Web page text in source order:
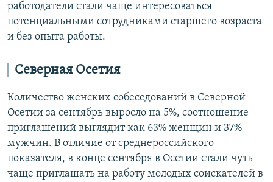
работодатели стали чаще интересоваться
потенциальными сотрудниками старшего возраста
и без опыта работы.
Северная Осетия
Количество женских собеседований в Северной
Осетии за сентябрь выросло на 5%, соотношение
приглашений выглядит как 63% женщин и 37%
мужчин. В отличие от среднероссийского
показателя, в конце сентября в Осетии стали чуть
чаще приглашать на работу молодых соискателей в